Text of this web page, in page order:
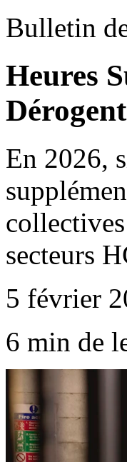
Bulletin
Heures
En 2026,
secteurs
5 février
6 min de